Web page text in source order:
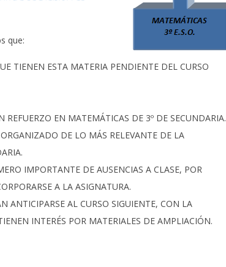
que:
TIENEN ESTA MATERIA PENDIENTE DEL CURSO
EN MATEMÁTICAS DE 3º DE SECUNDARIA.
DE LO MÁS RELEVANTE DE LA
IMPORTANTE DE AUSENCIAS A CLASE, POR
A LA ASIGNATURA.
ANTICIPARSE AL CURSO SIGUIENTE, CON LA
INTERÉS POR MATERIALES DE AMPLIACIÓN.